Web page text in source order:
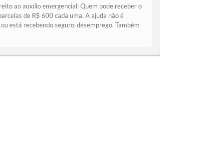
auxílio emergencial: Quem pode receber o
de R$ 600 cada uma. A ajuda não é
está recebendo seguro-desemprego. Também